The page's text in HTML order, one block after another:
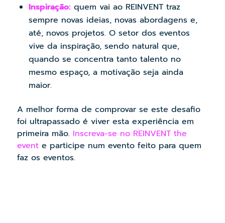
Inspiração: quem vai ao REINVENT traz
sempre novas ideias, novas abordagens e,
até, novos projetos. O setor dos eventos
vive da inspiração, sendo natural que,
quando se concentra tanto talento no
mesmo espaço, a motivação seja ainda
maior.
A melhor forma de comprovar se este desafio
foi ultrapassado é viver esta experiência em
primeira mão. Inscreva-se no REINVENT the
evente participe num evento feito para quem
faz os eventos.